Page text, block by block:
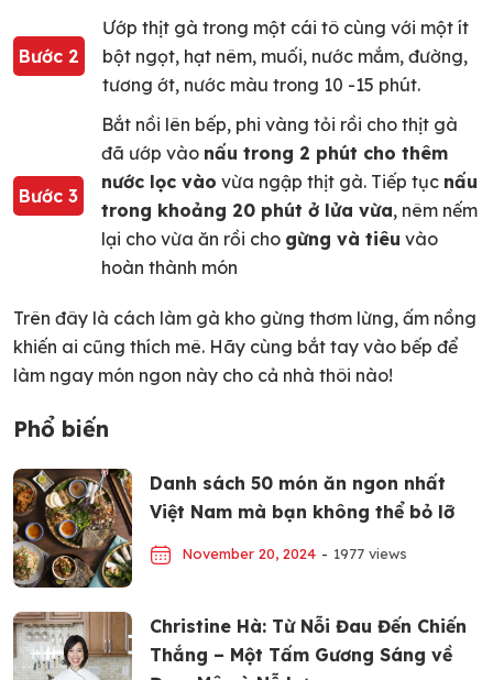
Bước 2
Ướp thịt gà trong một cái tô cùng với một ít
bột ngọt, hạt nêm, muối, nước mắm, đường,
tương ớt, nước màu trong 10 -15 phút.
Bước 3
Bắt nồi lên bếp, phi vàng tỏi rồi cho thịt gà
đã ướp vào nấu trong 2 phút cho thêm
nước lọc vào vừa ngập thịt gà. Tiếp tục nấu
trong khoảng 20 phút ở lửa vừa, nêm nếm
lại cho vừa ăn rồi cho gừng và tiêu vào
hoàn thành món
Trên đây là cách làm gà kho gừng thơm lừng, ấm nồng
khiến ai cũng thích mê. Hãy cùng bắt tay vào bếp để
làm ngay món ngon này cho cả nhà thôi nào!
Phổ biến
Danh sách 50 món ăn ngon nhất
Việt Nam mà bạn không thể bỏ lỡ
November 20, 2024 - 1977 views
Christine Hà: Từ Nỗi Đau Đến Chiến
Thắng – Một Tấm Gương Sáng về